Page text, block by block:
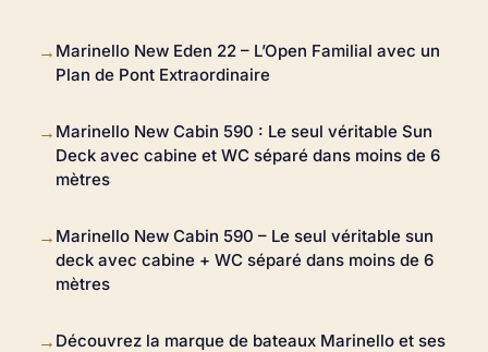
→ Marinello New Eden 22 – L’Open Familial avec un
Plan de Pont Extraordinaire
→ Marinello New Cabin 590 : Le seul véritable Sun
Deck avec cabine et WC séparé dans moins de 6
mètres
→ Marinello New Cabin 590 – Le seul véritable sun
deck avec cabine + WC séparé dans moins de 6
mètres
→ Découvrez la marque de bateaux Marinello et ses